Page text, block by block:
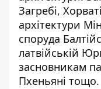
Загребі,
архітектури
споруда
латвійській
засновникам
Пхеньяні тощо.